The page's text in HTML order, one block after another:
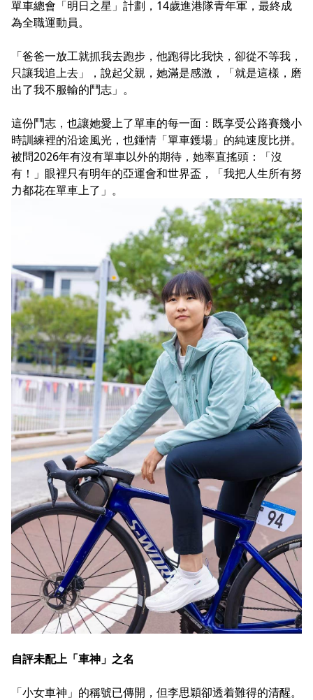
單車總會「明日之星」計劃，14歲進港隊青年軍，最終成
為全職運動員。
「爸爸一放工就抓我去跑步，他跑得比我快，卻從不等我，
只讓我追上去」，說起父親，她滿是感激，「就是這樣，磨
出了我不服輸的鬥志」。
這份鬥志，也讓她愛上了單車的每一面：既享受公路賽幾小
時訓練裡的沿途風光，也鍾情「單車鑊場」的純速度比拼。
被問2026年有沒有單車以外的期待，她率直搖頭：「沒
有！」眼裡只有明年的亞運會和世界盃，「我把人生所有努
力都花在單車上了」。
自評未配上「車神」之名
「小女車神」的稱號已傳開，但李思穎卻透着難得的清醒。